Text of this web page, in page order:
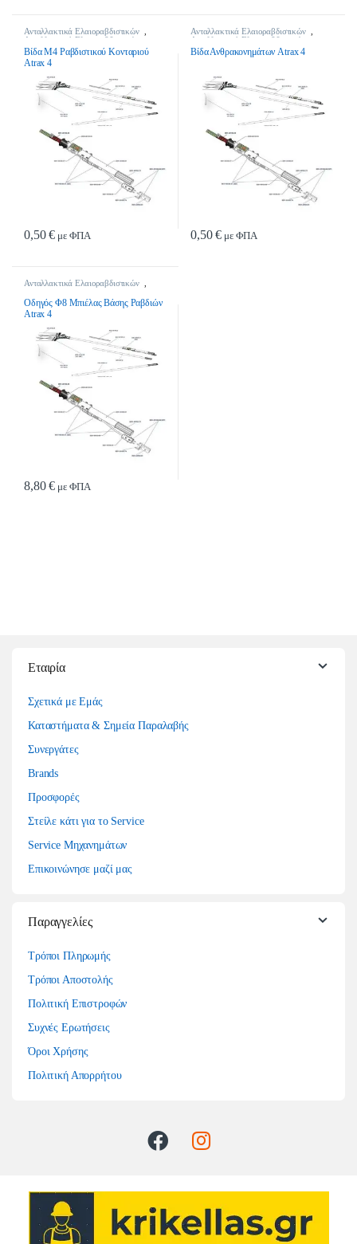
Ανταλλακτικά Ελαιοραβδιστικών ,
Ανταλλακτικά Ελαιοραβδιστικών
Βίδα Μ4 Ραβδιστικού Κονταριού
Atrax 4
0,50€ με ΦΠΑ
Ανταλλακτικά Ελαιοραβδιστικών ,
Ανταλλακτικά Ελαιοραβδιστικών
Βίδα Ανθρακονημάτων Atrax 4
0,50€ με ΦΠΑ
Ανταλλακτικά Ελαιοραβδιστικών
Οδηγός Φ8 Μπιέλας Βάσης Ραβδιών
Atrax 4
8,80€ με ΦΠΑ
Εταιρία
Σχετικά με Εμάς
Καταστήματα & Σημεία Παραλαβής
Συνεργάτες
Brands
Προσφορές
Στείλε κάτι για το Service
Service Μηχανημάτων
Επικοινώνησε μαζί μας
Παραγγελίες
Τρόποι Πληρωμής
Τρόποι Αποστολής
Πολιτική Επιστροφών
Συχνές Ερωτήσεις
Όροι Χρήσης
Πολιτική Απορρήτου